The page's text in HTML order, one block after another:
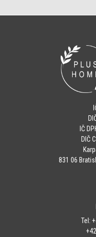
IČ
DIČ
831 06
Tel: